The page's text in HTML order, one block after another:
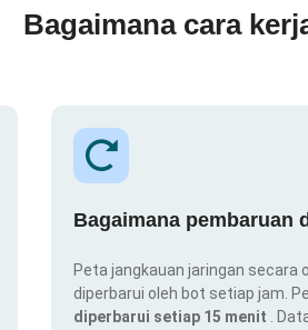
Bagaimana cara
Bagaimana pembaruan
Peta jangkauan jaringan secara
diperbarui oleh bot setiap jam.
diperbarui setiap 15 menit
.